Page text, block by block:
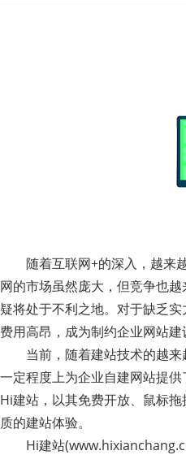
随着互联网+的深入，越来越
网的市场虽然庞大，但竞争也
疑将处于不利之地。对于缺乏
费用高昂，成为制约企业网站建
当前，随着建站技术的越来
一定程度上为企业自建网站提
Hi建站，以其免费开放、鼠标
质的建站体验。
Hi建站